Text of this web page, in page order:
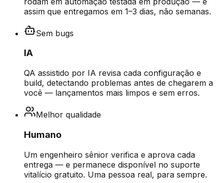
assim que entregamos em 1–3 dias, não semanas.
Sem bugs
IA
QA assistido por IA revisa cada configuração e
build, detectando problemas antes de chegarem a
você — lançamentos mais limpos e sem erros.
Melhor qualidade
Humano
Um engenheiro sênior verifica e aprova cada
entrega — e permanece disponível no suporte
vitalício gratuito. Uma pessoa real, para sempre.